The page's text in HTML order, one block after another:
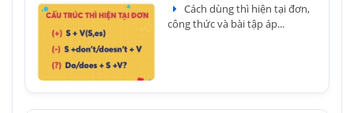
Cách dùng thì hiện tại đơn,
công thức và bài tập áp...